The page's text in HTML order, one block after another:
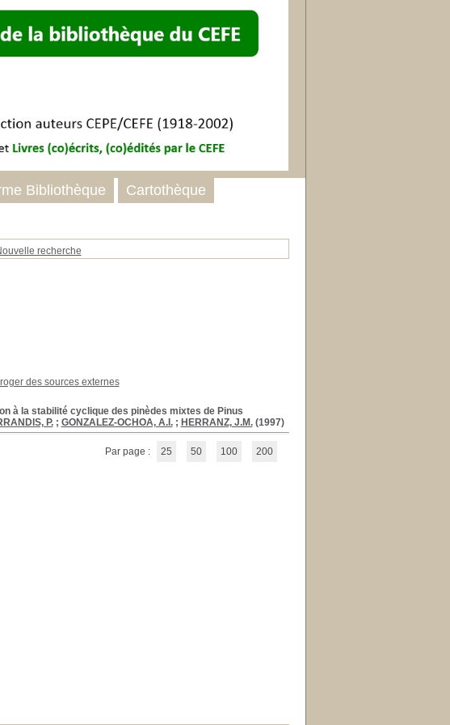
recherche
des sources externes
à la stabilité cyclique des pinèdes mixtes de Pinus
P.; GONZALEZ-OCHOA, A.I.; HERRANZ, J.M.(1997)
Par page : 25 50 100 200
Bibliothèque Cartothèque